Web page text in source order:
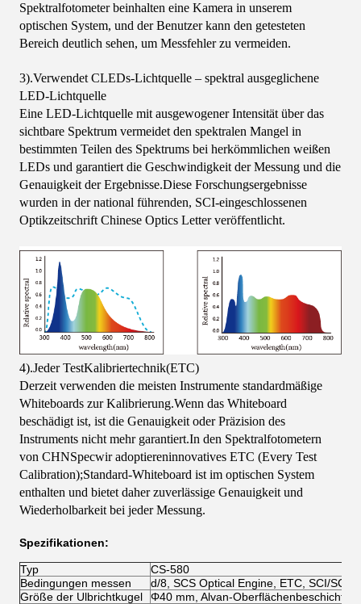
Spektralfotometer beinhalten eine Kamera in unserem
optischen System, und der Benutzer kann den getesteten
Bereich deutlich sehen, um Messfehler zu vermeiden.
3).Verwendet CLEDs-Lichtquelle – spektral ausgeglichene
LED-Lichtquelle
Eine LED-Lichtquelle mit ausgewogener Intensität über das
sichtbare Spektrum vermeidet den spektralen Mangel in
bestimmten Teilen des Spektrums bei herkömmlichen weißen
LEDs und garantiert die Geschwindigkeit der Messung und die
Genauigkeit der Ergebnisse.Diese Forschungsergebnisse
wurden in der national führenden, SCI-eingeschlossenen
Optikzeitschrift Chinese Optics Letter veröffentlicht.
4).Jeder TestKalibriertechnik(ETC)
Derzeit verwenden die meisten Instrumente standardmäßige
Whiteboards zur Kalibrierung.Wenn das Whiteboard
beschädigt ist, ist die Genauigkeit oder Präzision des
Instruments nicht mehr garantiert.In den Spektralfotometern
von CHNSpecwir adoptiereninnovatives ETC (Every Test
Calibration);Standard-Whiteboard ist im optischen System
enthalten und bietet daher zuverlässige Genauigkeit und
Wiederholbarkeit bei jeder Messung.
Spezifikationen:
Typ
CS-580
Bedingungen messen
d/8, SCS Optical Engine, ETC, SCI/
Größe der Ulbrichtkugel
Φ40 mm, Alvan-